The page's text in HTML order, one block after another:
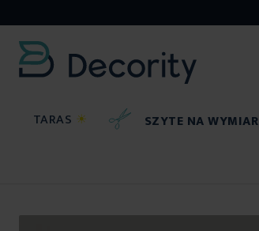
TARAS ☀ SZYTE NA WYMIAR